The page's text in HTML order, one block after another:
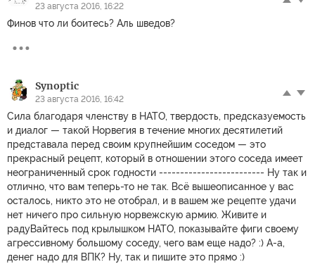
23 августа 2016, 16:22
Финов что ли боитесь? Аль шведов?
Synoptic
23 августа 2016, 16:42
Сила благодаря членству в НАТО, твердость, предсказуемость
и диалог — такой Норвегия в течение многих десятилетий
представала перед своим крупнейшим соседом — это
прекрасный рецепт, который в отношении этого соседа имеет
неограниченный срок годности ------------------------- Ну так и
отлично, что вам теперь-то не так. Всё вышеописанное у вас
осталось, никто это не отобрал, и в вашем же рецепте удачи
нет ничего про сильную норвежскую армию. Живите и
радуВайтесь под крылышком НАТО, показывайте фиги своему
агрессивному большому соседу, чего вам еще надо? :) А-а,
денег надо для ВПК? Ну, так и пишите это прямо :)